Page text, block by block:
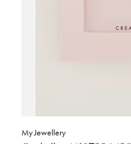
My Jewellery